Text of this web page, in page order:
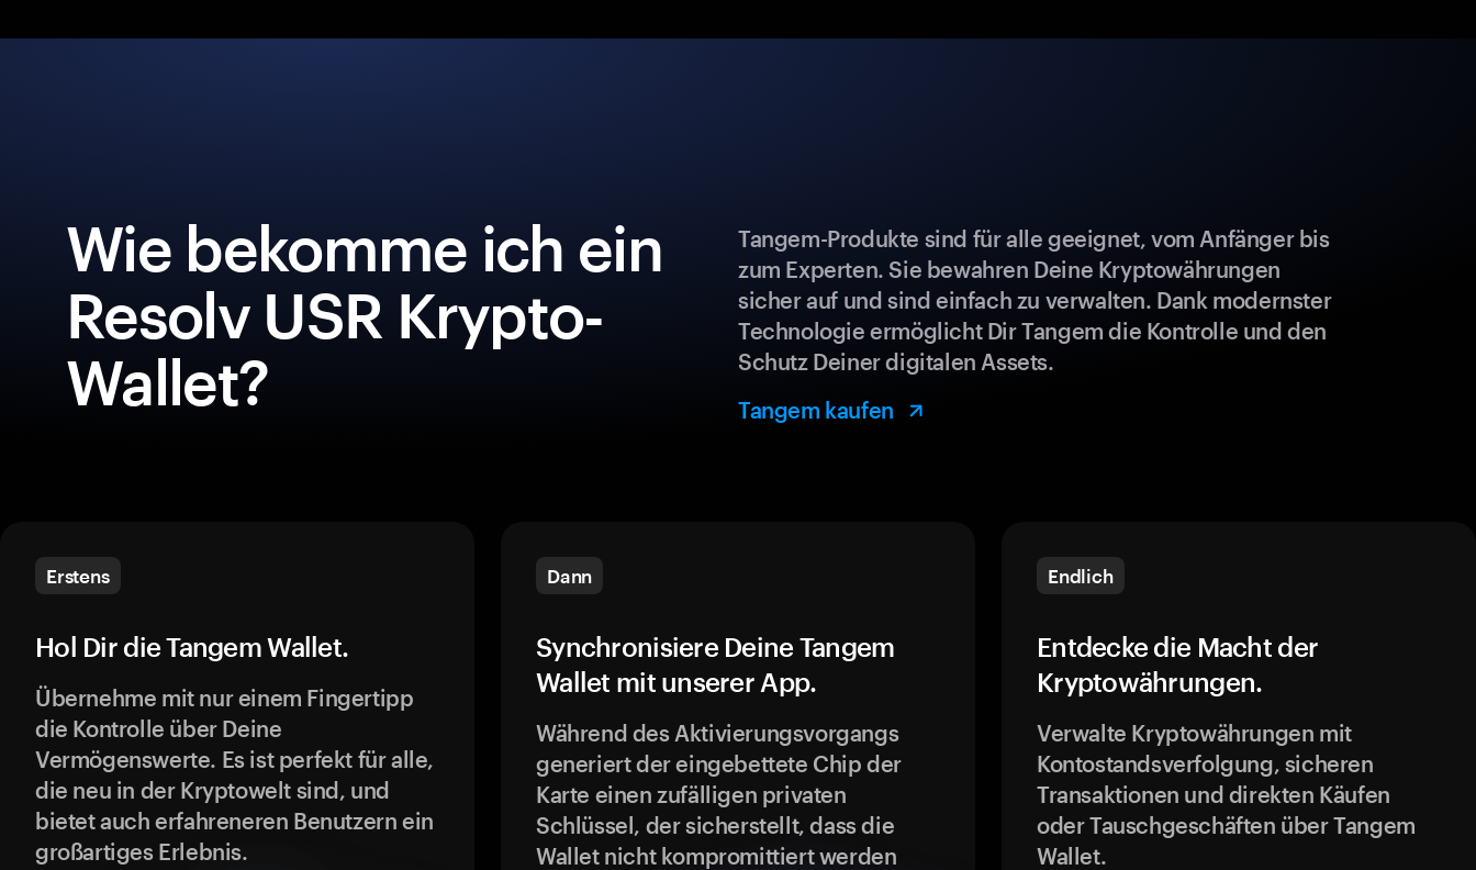
Wie bekomme ich ein
Resolv USR Krypto-
Wallet?
Tangem-Produkte sind für alle geeignet, vom Anfänger bis
zum Experten. Sie bewahren Deine Kryptowährungen
sicher auf und sind einfach zu verwalten. Dank modernster
Technologie ermöglicht Dir Tangem die Kontrolle und den
Schutz Deiner digitalen Assets.
Tangem kaufen
Erstens
Hol Dir die Tangem Wallet.
Übernehme mit nur einem Fingertipp
die Kontrolle über Deine
Vermögenswerte. Es ist perfekt für alle,
die neu in der Kryptowelt sind, und
bietet auch erfahreneren Benutzern ein
großartiges Erlebnis.
Dann
Synchronisiere Deine Tangem
Wallet mit unserer App.
Während des Aktivierungsvorgangs
generiert der eingebettete Chip der
Karte einen zufälligen privaten
Schlüssel, der sicherstellt, dass die
Wallet nicht kompromittiert werden
Endlich
Entdecke die Macht der
Kryptowährungen.
Verwalte Kryptowährungen mit
Kontostandsverfolgung, sicheren
Transaktionen und direkten Käufen
oder Tauschgeschäften über Tangem
Wallet.